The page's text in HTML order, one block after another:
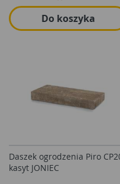
Do koszyka
Daszek ogrodzenia Piro
kasyt JONIEC